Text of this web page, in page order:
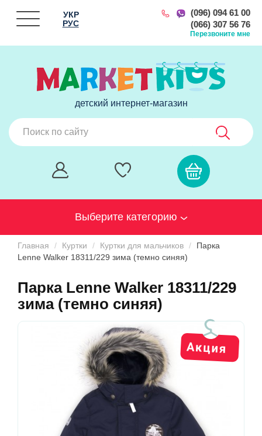
(096) 094 61 00
(066) 307 56 76
Перезвоните мне
УКР
РУС
детский интернет-магазин
Выберите категорию
Главная Куртки Куртки для мальчиков
Парка
Lenne Walker 18311/229 зима (темно синяя)
Парка Lenne Walker 18311/229
зима (темно синяя)